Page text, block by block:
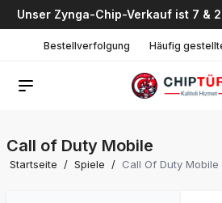
Unser Zynga-Chip-Verkauf ist 7 &
Bestellverfolgung Häufig
Call of Duty Mobile
Startseite / Spiele / Call Of Duty Mobile